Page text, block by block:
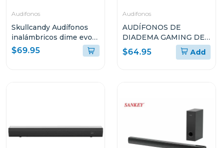
Audifonos
Skullcandy Audífonos
inalámbricos dime evo
negro s740
$69.95
Audifonos
AUDÍFONOS DE
DIADEMA GAMING DE
LOGITECH DE CABLE
CON MICRÓFONO
$64.95 Add